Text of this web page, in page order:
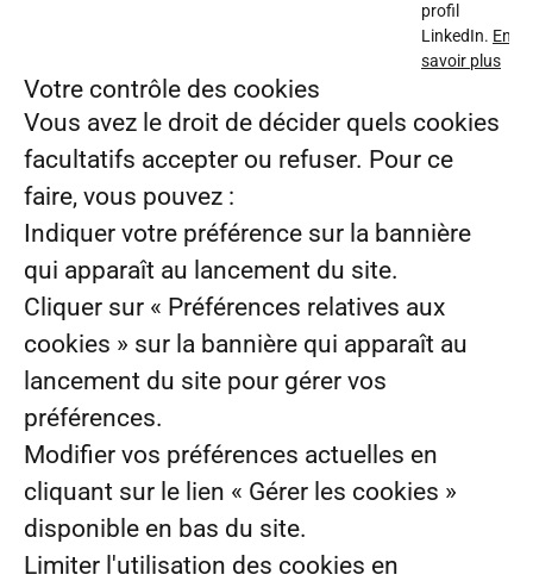
profil
LinkedIn. En
savoir plus
Votre contrôle des cookies
Vous avez le droit de décider quels cookies
facultatifs accepter ou refuser. Pour ce
faire, vous pouvez :
Indiquer votre préférence sur la bannière
qui apparaît au lancement du site.
Cliquer sur « Préférences relatives aux
cookies » sur la bannière qui apparaît au
lancement du site pour gérer vos
préférences.
Modifier vos préférences actuelles en
cliquant sur le lien « Gérer les cookies »
disponible en bas du site.
Limiter l'utilisation des cookies en